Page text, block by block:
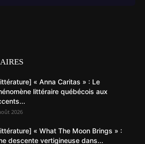
« Anna Caritas » : Le
littéraire québécois aux
2026
« What The Moon Brings » :
descente vertigineuse dans...